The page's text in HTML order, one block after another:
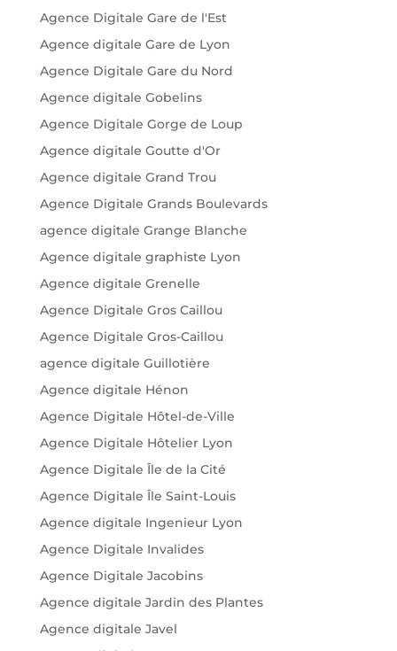
Agence Digitale Gare de l'Est
Agence digitale Gare de Lyon
Agence Digitale Gare du Nord
Agence digitale Gobelins
Agence Digitale Gorge de Loup
Agence digitale Goutte d'Or
Agence digitale Grand Trou
Agence Digitale Grands Boulevards
agence digitale Grange Blanche
Agence digitale graphiste Lyon
Agence digitale Grenelle
Agence Digitale Gros Caillou
Agence Digitale Gros-Caillou
agence digitale Guillotière
Agence digitale Hénon
Agence Digitale Hôtel-de-Ville
Agence Digitale Hôtelier Lyon
Agence Digitale Île de la Cité
Agence Digitale Île Saint-Louis
Agence digitale Ingenieur Lyon
Agence Digitale Invalides
Agence Digitale Jacobins
Agence digitale Jardin des Plantes
Agence digitale Javel